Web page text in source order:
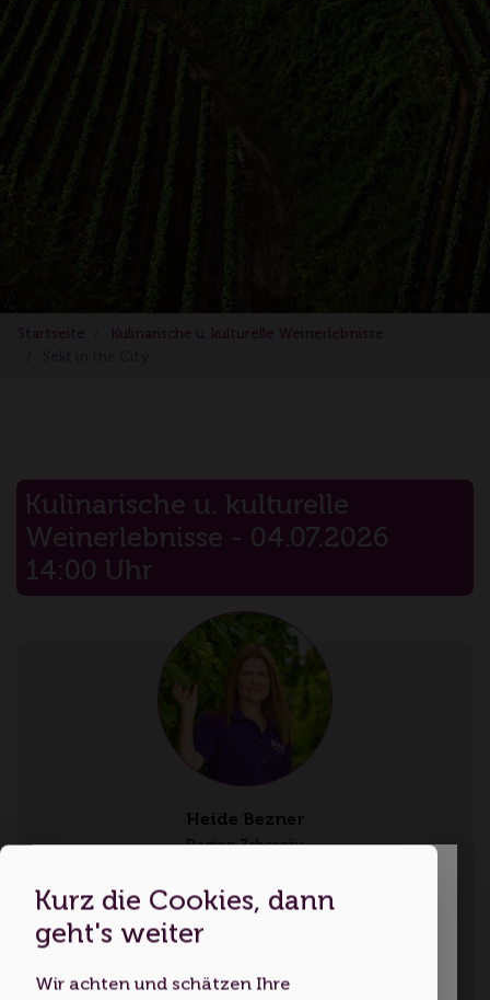
Startseite
Kulinarische u. kulturelle Weinerlebnisse
Kulinarische u. kulturelle
Weinerlebnisse - 04.07.2026
14:00 Uhr
Heide Bezner
Region Zabergäu
Sprachen: Deutsch
Dies ist eine Webseite für
Erwachsene
Kurz die Cookies, dann
geht's weiter
Wir achten und schätzen Ihre